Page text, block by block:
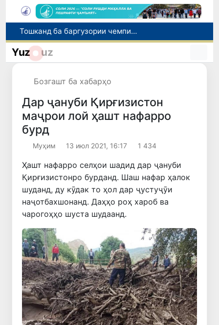
Тошканд ба баргузории чемпионати Осиё оид ба вазнабардорӣ омодагӣ мебинад
Шаҳрвандони Ӯзбекистон метавонанд дар доираи барномаи H-2A ба корҳои мавсимии кишоварзӣ дар ИМА сафарбар шаванд
Yuz uz
Бозгашт ба хабарҳо
Дар ҷануби Қирғизистон
маҷрои лой ҳашт нафарро
бурд
Муҳим 13 июл 2021, 16:17 1 434
Ҳашт нафарро селҳои шадид дар ҷануби
Қирғизистонро бурданд. Шаш нафар ҳалок
шуданд, ду кӯдак то ҳол дар ҷустуҷӯи
наҷотбахшонанд. Даҳҳо роҳ хароб ва
чарогоҳҳо шуста шудаанд.